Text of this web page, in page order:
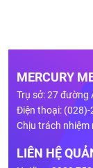
MERCURY
Trụ sở: 27 đường
Điện thoại:
Chịu trách nhiệm
LIÊN HỆ